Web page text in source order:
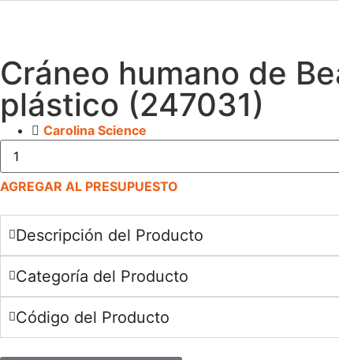
Cráneo humano de
plástico (247031)
Carolina Science
AGREGAR AL PRESUPUESTO
Descripción del Producto
Categoría del Producto
Código del Producto